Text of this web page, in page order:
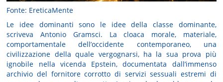
Fonte: EreticaMente
Le idee dominanti sono le idee della classe dominante,
scriveva Antonio Gramsci. La cloaca morale, materiale,
comportamentale dell’occidente contemporaneo, una
civilizzazione della quale vergognarsi, ha la sua prova più
ignobile nella vicenda Epstein, documentata dall’immenso
archivio del fornitore corrotto di servizi sessuali estremi di